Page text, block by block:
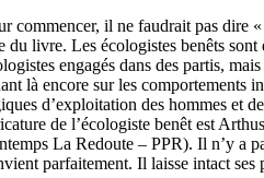
commencer, il ne faudrait pas dire
du livre. Les écologistes benêts
engagés dans des partis,
là encore sur les comportements
d’exploitation des hommes et
de l’écologiste benêt est
La Redoute – PPR). Il n’y a
parfaitement. Il laisse intact